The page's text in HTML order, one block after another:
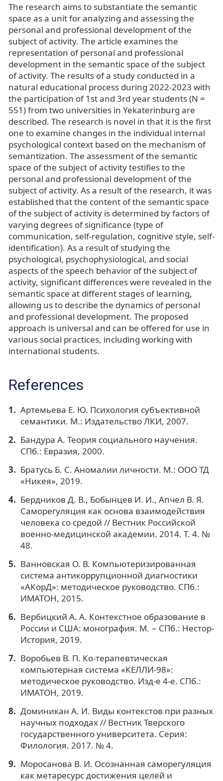
The research aims to substantiate the semantic
space as a unit for analyzing and assessing the
personal and professional development of the
subject of activity. The article examines the
representation of personal and professional
development in the semantic space of the subject
of activity. The results of a study conducted in a
natural educational process during 2022-2023 with
the participation of 1st and 3rd year students (N =
551) from two universities in Yekaterinburg are
described. The research is novel in that it is the first
one to examine changes in the individual internal
psychological context based on the mechanism of
semantization. The assessment of the semantic
space of the subject of activity testifies to the
personal and professional development of the
subject of activity. As a result of the research, it was
established that the content of the semantic space
of the subject of activity is determined by factors of
varying degrees of significance (type of
communication, self-regulation, cognitive style, self-
identification). As a result of studying the
psychological, psychophysiological, and social
aspects of the speech behavior of the subject of
activity, significant differences were revealed in the
semantic space at different stages of learning,
allowing us to describe the dynamics of personal
and professional development. The proposed
approach is universal and can be offered for use in
various social practices, including working with
international students.
References
Артемьева Е. Ю. Психология субъективной
семантики. М.: Издательство ЛКИ, 2007.
Бандура А. Теория социального научения.
СПб.: Евразия, 2000.
Братусь Б. С. Аномалии личности. М.: ООО ТД
«Никея», 2019.
Бердников Д. В., Бобынцев И. И., Апчел В. Я.
Саморегуляция как основа взаимодействия
человека со средой // Вестник Российской
военно-медицинской академии. 2014. Т. 4. №
48.
Ванновская О. В. Компьютеризированная
система антикоррупционной диагностики
«АКорД»: методическое руководство. СПб.:
ИМАТОН, 2015.
Вербицкий А. А. Контекстное образование в
России и США: монография. М. − СПб.: Нестор-
История, 2019.
Воробьев В. П. Ко-терапевтическая
компьютерная система «КЕЛЛИ-98»:
методическое руководство. Изд-е 4-е. СПб.:
ИМАТОН, 2019.
Доминикан А. И. Виды контекстов при разных
научных подходах // Вестник Тверского
государственного университета. Серия:
Филология. 2017. № 4.
Моросанова В. И. Осознанная саморегуляция
как метаресурс достижения целей и